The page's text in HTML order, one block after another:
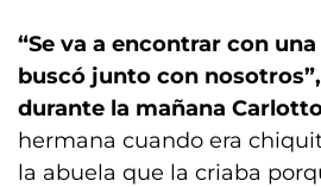
“Se va a encontrar con
buscó junto con
durante la mañana
hermana cuando era
la abuela que la criaba